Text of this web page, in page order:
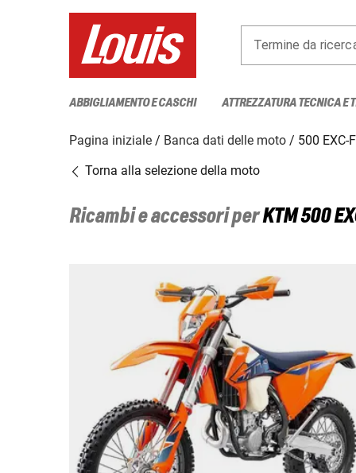
Termine da
ABBIGLIAMENTO E CASCHI ATTREZZATURA TECNICA E
Pagina iniziale Banca dati delle moto
500 EXC-F
Torna alla selezione della moto
Ricambi e accessori perKTM500